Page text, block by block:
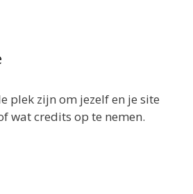
plek zijn om jezelf en je site
wat credits op te nemen.